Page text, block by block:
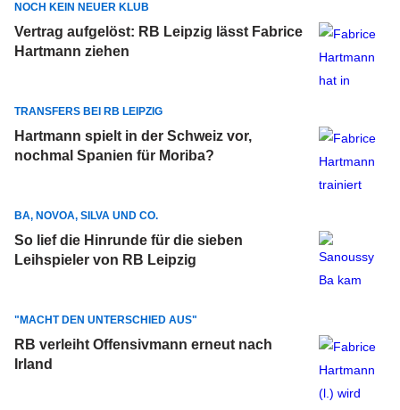
NOCH KEIN NEUER KLUB
Vertrag aufgelöst: RB Leipzig lässt Fabrice
Hartmann ziehen
TRANSFERS BEI RB LEIPZIG
Hartmann spielt in der Schweiz vor,
nochmal Spanien für Moriba?
BA, NOVOA, SILVA UND CO.
So lief die Hinrunde für die sieben
Leihspieler von RB Leipzig
"MACHT DEN UNTERSCHIED AUS"
RB verleiht Offensivmann erneut nach
Irland